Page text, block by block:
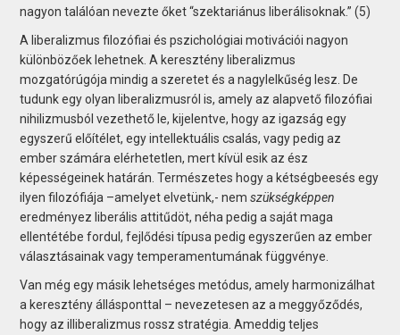
nagyon találóan nevezte őket “szektariánus liberálisoknak.” (5)
A liberalizmus filozófiai és pszichológiai motivációi nagyon
különbözőek lehetnek. A keresztény liberalizmus
mozgatórúgója mindig a szeretet és a nagylelkűség lesz. De
tudunk egy olyan liberalizmusról is, amely az alapvető filozófiai
nihilizmusból vezethető le, kijelentve, hogy az igazság egy
egyszerű előítélet, egy intellektuális csalás, vagy pedig az
ember számára elérhetetlen, mert kívül esik az ész
képességeinek határán. Természetes hogy a kétségbeesés egy
ilyen filozófiája –amelyet elvetünk,- nemszükségképpen
eredményez liberális attitűdöt, néha pedig a saját maga
ellentétébe fordul, fejlődési típusa pedig egyszerűen az ember
választásainak vagy temperamentumának függvénye.
Van még egy másik lehetséges metódus, amely harmonizálhat
a keresztény állásponttal – nevezetesen az a meggyőződés,
hogy az illiberalizmus rossz stratégia. Ameddig teljes